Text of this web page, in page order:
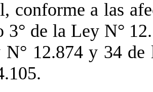
conforme a las
3° de la Ley N°
12.874 y 34